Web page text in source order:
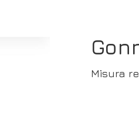
Misura